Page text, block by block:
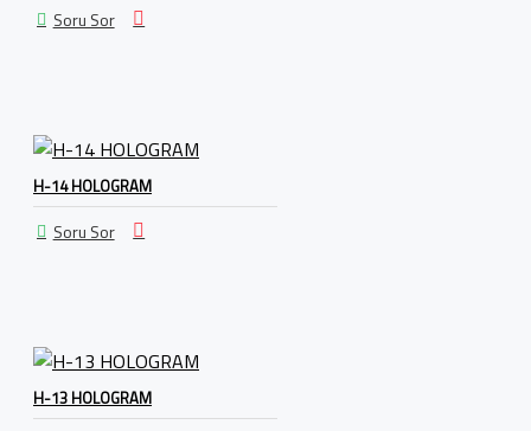
Soru Sor
H-14 HOLOGRAM
Soru Sor
H-13 HOLOGRAM